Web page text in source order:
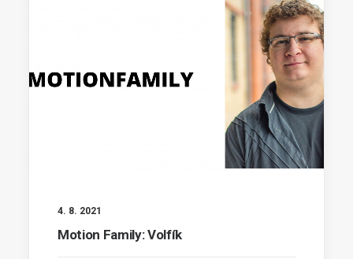
4. 8. 2021
Motion Family: Volfík